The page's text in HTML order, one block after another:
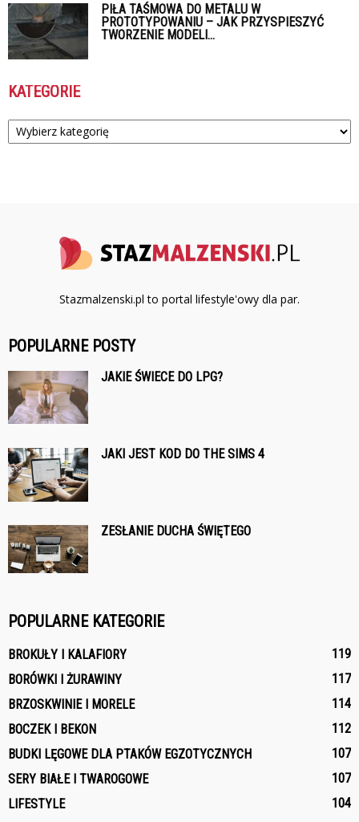
PIŁA TAŚMOWA DO METALU W
PROTOTYPOWANIU – JAK PRZYSPIESZYĆ
TWORZENIE MODELI...
KATEGORIE
Kategorie
Stazmalzenski.pl to portal lifestyle'owy dla par.
POPULARNE POSTY
JAKIE ŚWIECE DO LPG?
JAKI JEST KOD DO THE SIMS 4
ZESŁANIE DUCHA ŚWIĘTEGO
POPULARNE KATEGORIE
BROKUŁY I KALAFIORY
119
BORÓWKI I ŻURAWINY
117
BRZOSKWINIE I MORELE
114
BOCZEK I BEKON
112
BUDKI LĘGOWE DLA PTAKÓW EGZOTYCZNYCH
107
SERY BIAŁE I TWAROGOWE
107
LIFESTYLE
104